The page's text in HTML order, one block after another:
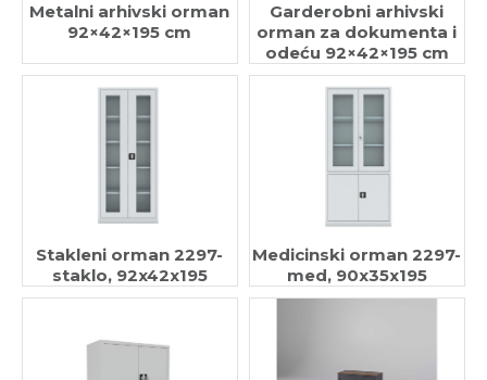
Metalni arhivski orman
92×42×195 cm
Garderobni arhivski
orman za dokumenta i
odeću 92×42×195 cm
Stakleni orman 2297-
staklo, 92x42x195
Medicinski orman 2297-
med, 90x35x195